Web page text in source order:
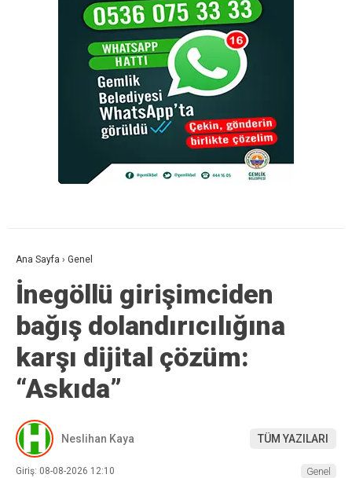
Ana Sayfa › Genel
İnegöllü girişimciden
bağış dolandırıcılığına
karşı dijital çözüm:
“Askıda”
Neslihan Kaya TÜM YAZILARI
Giriş: 08-08-2026 12:10
Genel